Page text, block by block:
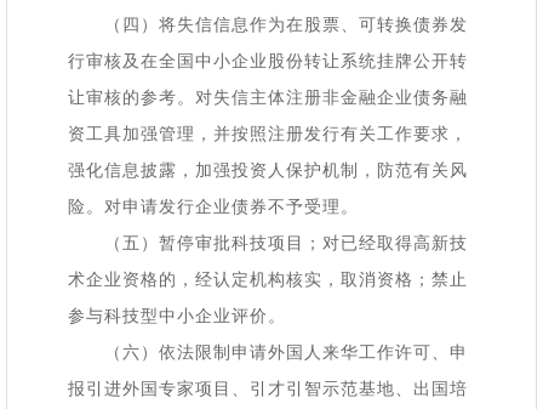
（四）将失信信息作为在股票、可转换债券发
行审核及在全国中小企业股份转让系统挂牌公开转
让审核的参考。对失信主体注册非金融企业债务融
资工具加强管理，并按照注册发行有关工作要求，
强化信息披露，加强投资人保护机制，防范有关风
险。对申请发行企业债券不予受理。
（五）暂停审批科技项目；对已经取得高新技
术企业资格的，经认定机构核实，取消资格；禁止
参与科技型中小企业评价。
（六）依法限制申请外国人来华工作许可、申
报引进外国专家项目、引才引智示范基地、出国培